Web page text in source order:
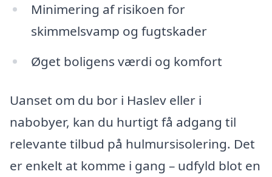
Minimering af risikoen for
skimmelsvamp og fugtskader
Øget boligens værdi og komfort
Uanset om du bor i Haslev eller i
nabobyer, kan du hurtigt få adgang til
relevante tilbud på hulmursisolering. Det
er enkelt at komme i gang – udfyld blot en